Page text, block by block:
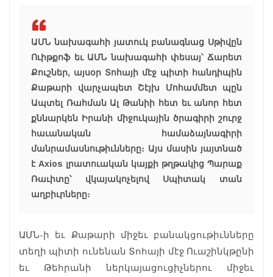
ԱՄՆ նախագահի յատուկ բանագնաց Սթիվըն
Ուիթքոֆ եւ ԱՄՆ նախագահի փեսայ՝ Ճարետ
Քուշներ, այսօր Տոհայի մէջ պիտի հանդիպին
Քաթարի վարչապետ Շէյխ Մոհամմետ պըն
Ապտել Ռահման Ալ Թանիի հետ եւ անոր հետ
քննարկեն Իրանի միջուկային ծրագիրի շուրջ
հաւանական համաձայնագիրի
մանրամասնութիւնները։ Այս մասին յայտնած
է Axios լրատուական կայքի թղթակից Պարաք
Ռաւիտը՝ վկայակոչելով Սպիտակ տան
աղբիւրները։
ԱՄՆ-ի եւ Քաթարի միջեւ բանակցութիւնները
տեղի պիտի ունենան Տոհայի մէջ Ուաշինկթընի
եւ Թեհրանի ներկայացուցիչներու միջեւ